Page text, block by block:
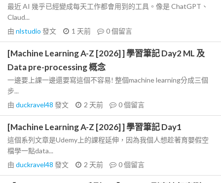
最近 AI 幾乎已經變成每天工作都會用到的工具。像是 ChatGPT、
Claud...
由 nlstudio 發文 1 天前 0個留言
[Machine Learning A-Z [2026] ] 學習筆記 Day2 ML 及
Data pre-processing 概念
一邊要上課一邊還要寫這個不容易! 整個machine learning分成三個
步...
由 duckravel48 發文 2 天前 0個留言
[Machine Learning A-Z [2026] ] 學習筆記 Day1
這個系列文章是Udemy上的課程延伸，因為我個人想趁著育嬰假空
檔學一點data...
由 duckravel48 發文 2 天前 0個留言